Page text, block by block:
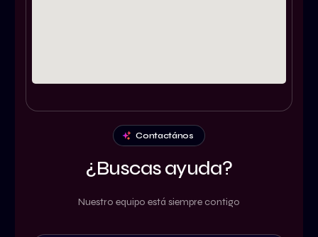
Contactános
¿Buscas ayuda?
Nuestro equipo está siempre contigo